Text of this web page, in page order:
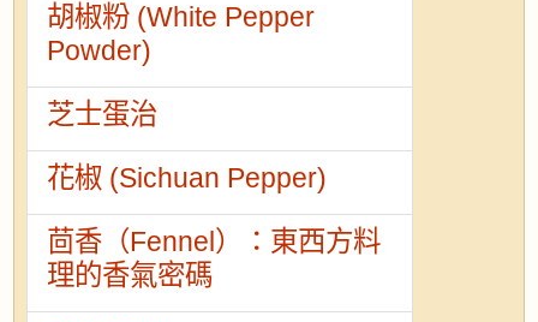
胡椒粉 (White Pepper
Powder)
芝士蛋治
花椒 (Sichuan Pepper)
茴香（Fennel）：東西方料
理的香氣密碼